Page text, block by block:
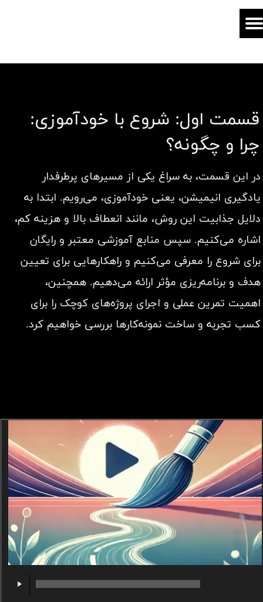
قسمت اول: شروع با خودآموزی:
چرا و چگونه؟
در این قسمت، به سراغ یکی از مسیرهای پرطرفدار
یادگیری انیمیشن، یعنی خودآموزی، می‌رویم. ابتدا به
دلایل جذابیت این روش، مانند انعطاف بالا و هزینه کم،
اشاره می‌کنیم. سپس منابع آموزشی معتبر و رایگان
برای شروع را معرفی می‌کنیم و راهکارهایی برای تعیین
هدف و برنامه‌ریزی مؤثر ارائه می‌دهیم. همچنین،
اهمیت تمرین عملی و اجرای پروژه‌های کوچک را برای
کسب تجربه و ساخت نمونه‌کارها بررسی خواهیم کرد.